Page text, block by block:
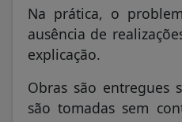
Na prática, o
ausência de
explicação.
Obras são entregues
são tomadas sem